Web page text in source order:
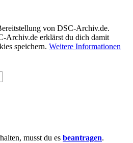
von DSC-Archiv.de.
Archiv.de erklärst du dich damit
speichern. Weitere Informationen
musst du es beantragen.